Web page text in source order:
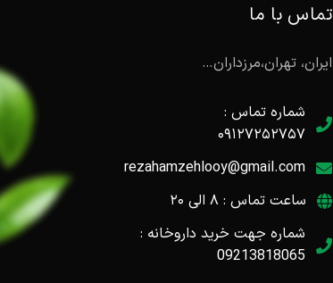
تماس با ما
ایران، تهران،مرزداران…
شماره تماس :
۰۹۱۲۷۲۵۲۷۵۷
rezahamzehlooy@gmail.com
ساعت تماس : ۸ الی ۲۰
شماره جهت خرید داروخانه :
09213818065